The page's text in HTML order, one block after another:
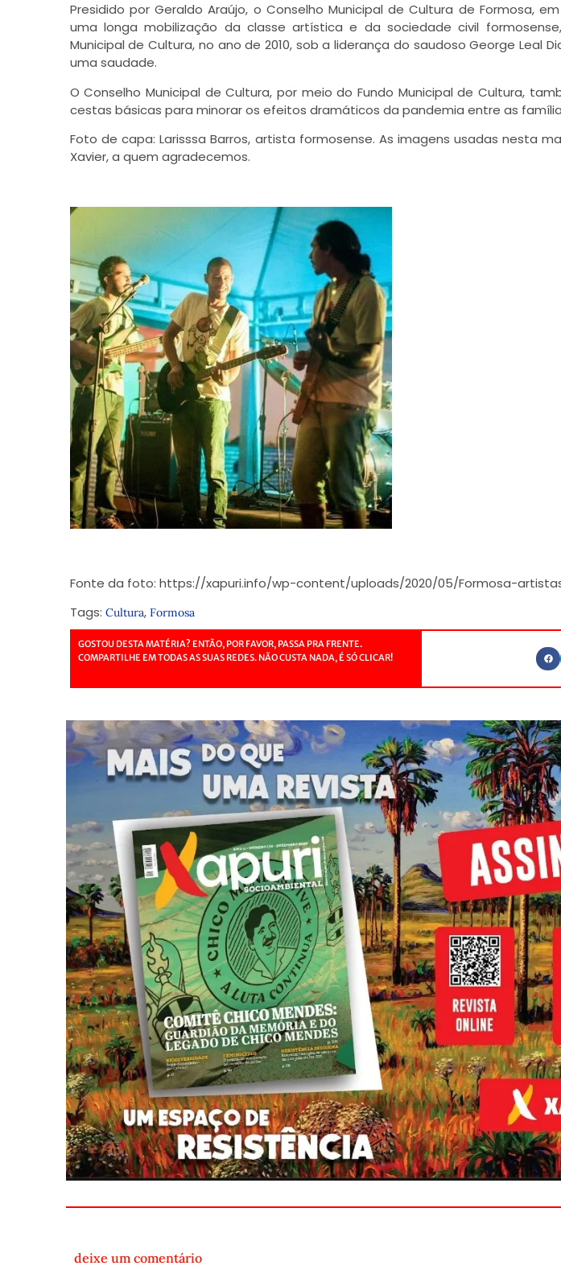
Presidido por Geraldo Araújo, o Conselho Municipal de Cultura de Formosa,
uma longa mobilização da classe artística e da sociedade civil
Municipal de Cultura, no ano de 2010, sob a liderança do saudoso George Leal
uma saudade.
O Conselho Municipal de Cultura, por meio do Fundo Municipal de Cultura,
cestas básicas para minorar os efeitos dramáticos da pandemia entre as
Foto de capa: Larisssa Barros, artista formosense. As imagens usadas nesta
Xavier, a quem agradecemos.
Fonte da foto: https://xapuri.info/wp-content/uploads/2020/05/Formosa-
Tags: Cultura, Formosa
GOSTOU DESTA MATÉRIA? ENTÃO, POR FAVOR, PASSA PRA FRENTE.
COMPARTILHE EM TODAS AS SUAS REDES. NÃO CUSTA NADA, É SÓ CLICAR!
deixe um comentário